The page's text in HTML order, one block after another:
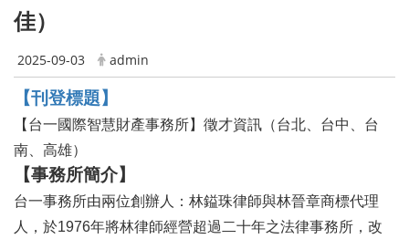
佳）
2025-09-03 admin
【刊登標題】
【台一國際智慧財產事務所】徵才資訊（台北、台中、台
南、高雄）
【事務所簡介】
台一事務所由兩位創辦人：林鎰珠律師與林晉章商標代理
人，於1976年將林律師經營超過二十年之法律事務所，改